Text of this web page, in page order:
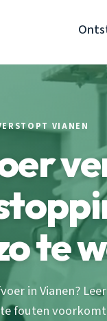
VIANEN
te
in Vianen?
fouten